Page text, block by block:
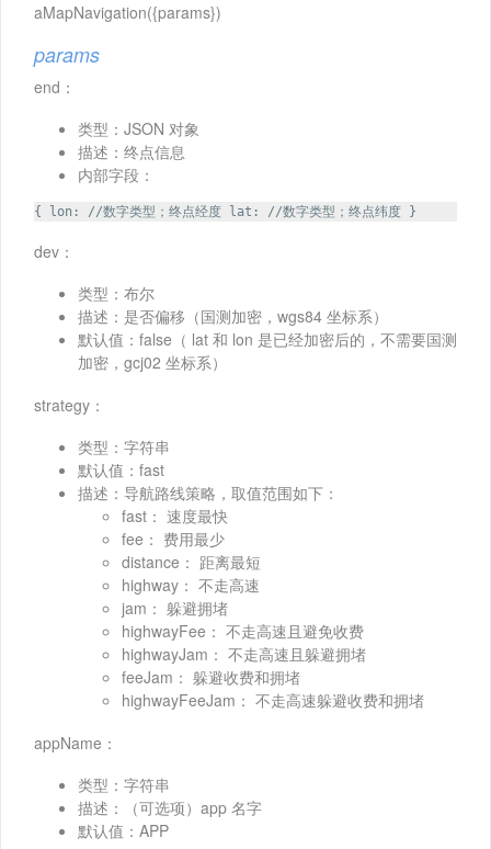
aMapNavigation({params})
params
end：
类型：JSON 对象
描述：终点信息
内部字段：
{ lon: //数字类型；终点经度 lat: //数字类型；终点纬度 }
dev：
类型：布尔
描述：是否偏移（国测加密，wgs84 坐标系）
默认值：false（ lat 和 lon 是已经加密后的，不需要国测
加密，gcj02 坐标系）
strategy：
类型：字符串
默认值：fast
描述：导航路线策略，取值范围如下：
fast： 速度最快
fee： 费用最少
distance： 距离最短
highway： 不走高速
jam： 躲避拥堵
highwayFee： 不走高速且避免收费
highwayJam： 不走高速且躲避拥堵
feeJam： 躲避收费和拥堵
highwayFeeJam： 不走高速躲避收费和拥堵
appName：
类型：字符串
描述：（可选项）app 名字
默认值：APP